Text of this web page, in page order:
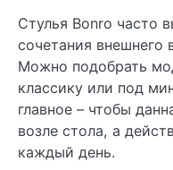
Стулья Bonro часто
сочетания внешнего
Можно подобрать
классику или под
главное – чтобы
возле стола, а
каждый день.